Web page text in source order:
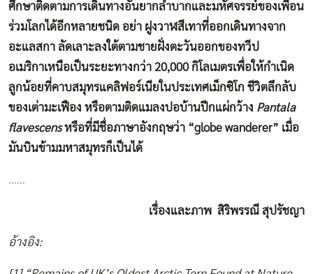
ศึกษาติดตามการเดินทางอันยากลำบากและมหัศจรรย์ของเพื่อน
ร่วมโลกได้อีกหลายชนิด อย่า ฝูงวาฬสีเทาที่ออกเดินทางจาก
อะแลสกา ลัดเลาะลงใต้ตามชายฝั่งตะวันออกของทวีป
อเมริกาเหนือเป็นระยะทางกว่า 20,000 กิโลเมตรเพื่อให้กำเนิด
ลูกน้อยที่คาบสมุทรแคลิฟอร์เนียในประเทศเม็กซิโก ชีวิตลึกลับ
ของเต่ามะเฟือง หรือตามติดแมลงปอบ้านปีกแผ่กว้าง Pantala
flavescensหรือที่มีชื่อภาษาอังกฤษว่า “globe wanderer” เมื่อ
มันบินข้ามมหาสมุทรก็เป็นได้
……
เรื่องและภาพ สิริพรรณี สุปรัชญา
อ้างอิง: